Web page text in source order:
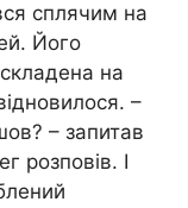
сплячим на
Його
на
–
– запитав
розповів. І